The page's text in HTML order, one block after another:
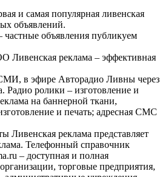
и самая популярная ливенская
объявлений.
объявления публикуем
Ливенская реклама – эффективная
в эфире Авторадио Ливны через
ролики – изготовление и
на баннерной ткани,
и печать; адресная СМС
Ливенская реклама представляет
Телефонный справочник
– доступная и полная
торговые предприятия,